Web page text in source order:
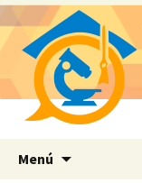
Menú